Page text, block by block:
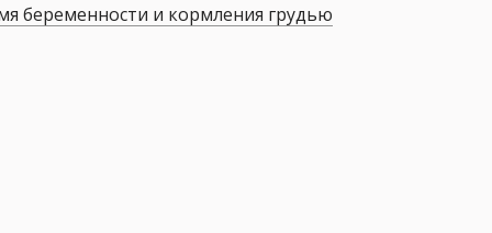
беременности и кормления грудью